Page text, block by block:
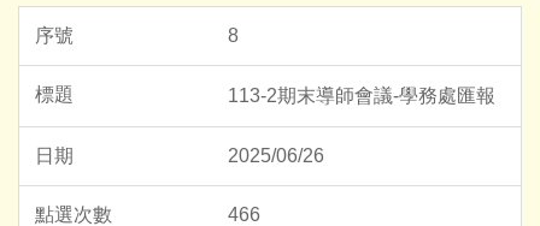
8
113-2期末導師會議-學務處匯報
2025/06/26
466